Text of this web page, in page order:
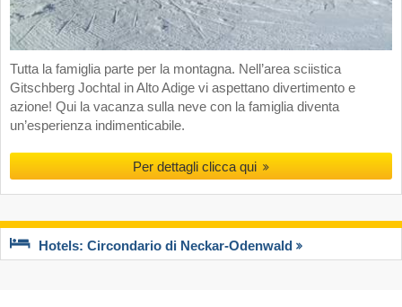
Tutta la famiglia parte per la montagna. Nell’area sciistica
Gitschberg Jochtal in Alto Adige vi aspettano divertimento e
azione! Qui la vacanza sulla neve con la famiglia diventa
un’esperienza indimenticabile.
Per dettagli clicca qui
Hotels: Circondario di Neckar-Odenwald